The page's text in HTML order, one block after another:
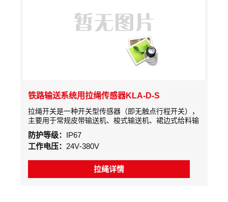
铁路输送系统用拉绳传感器KLA-D-S
拉绳开关是一种开关型传感器（即无触点行程开关），
主要用于常规皮带输送机、梭式输送机、裙边式给料输
送机、斗式提升机，包装生产线、堆料/取料系统，起
重机、挖掘机、轮船装卸系统、水平给料机等设备现场
紧急事故停车的一种保护装置。当紧急事故发生时，在
现对人身及设备的保护作用。
防护等级： IP67
工作电压： 24V-380V
拉绳详情